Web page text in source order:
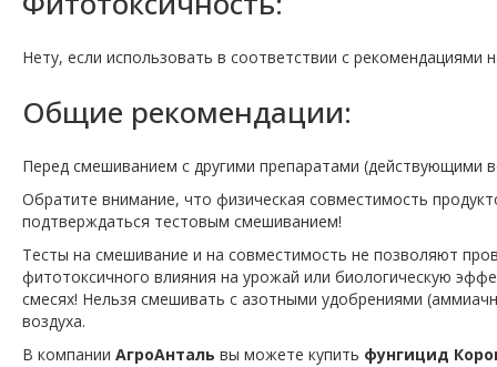
Нету, если использовать в соответствии с рекомендациями
Общие рекомендации:
Перед смешиванием с другими препаратами (действующими
Обратите внимание, что физическая совместимость
подтверждаться тестовым смешиванием!
Тесты на смешивание и на совместимость не позволяют
фитотоксичного влияния на урожай или биологическую
смесях! Нельзя смешивать с азотными удобрениями
воздуха.
В компании АгроАнталь вы можете купить фунгицид